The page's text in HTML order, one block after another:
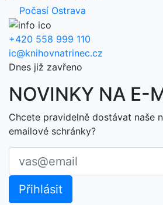
Počasí Ostrava
+420 558 999 110
ic@knihovnatrinec.cz
Dnes již zavřeno
NOVINKY NA E-
Chcete pravidelně dostávat naše
emailové schránky?